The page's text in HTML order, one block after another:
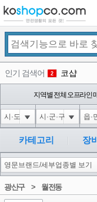
인기 검색어 2 코샵
3 익스
4
5
6
1
지역별 전체 오프라인
카테고리 장
광산구> 월전동